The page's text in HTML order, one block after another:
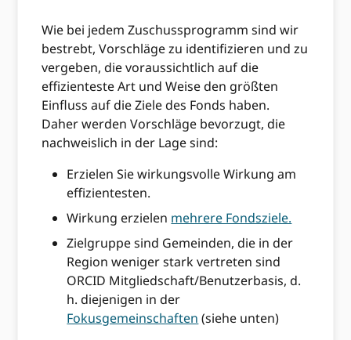
Wie bei jedem Zuschussprogramm sind wir
bestrebt, Vorschläge zu identifizieren und zu
vergeben, die voraussichtlich auf die
effizienteste Art und Weise den größten
Einfluss auf die Ziele des Fonds haben.
Daher werden Vorschläge bevorzugt, die
nachweislich in der Lage sind:
Erzielen Sie wirkungsvolle Wirkung am
effizientesten.
Wirkung erzielen mehrere Fondsziele.
Zielgruppe sind Gemeinden, die in der
Region weniger stark vertreten sind
ORCID Mitgliedschaft/Benutzerbasis, d.
h. diejenigen in der
Fokusgemeinschaften (siehe unten)